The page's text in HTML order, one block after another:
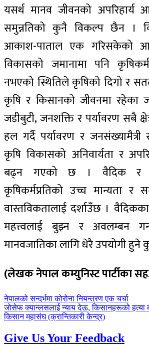
यसर्थ मानव जीवनको अपरिहार्य
समुन्नतिको कुनै विकल्प छैन ।
आकाश-पाताल एक गरिसकेको
विकासको जमानामा पनि
नभएको स्थितिले कृषिको दिगो र
कृषि र किसानको जीवनमा
जडीबुटी, जनशक्ति र पर्यावरण सबै
हल गर्दै पर्यावरण र जनसंख्यामैत्री
कृषि विकासको अनिवार्यता र
बढ्न गएको छ । वैदिक र
कृषिकर्मप्रतिको उच्च मान्यता र
वास्तविकतालाई दर्शाउँछ ।
महत्त्वलाई बुझ्न र अवलम्बन
मानवजातिका लागि धेरै उपयोगी हुने
(लेखक नेपाल कम्युनिस्ट पार्टीका
पछिल्लाे
-
नेपालको सन्दर्भमा कोरोना नियन्त्रण एक चर्चा
अघिल्लाे
-
जोसेफ क्यान्लसलाई न्याय देऊ, किसानहरूको हत्या
किसान महासंघ (क्रान्तिकारी केन्द्र)
Give Us Your Feedback